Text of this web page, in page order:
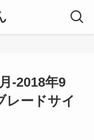
-2018年9
レードサイ